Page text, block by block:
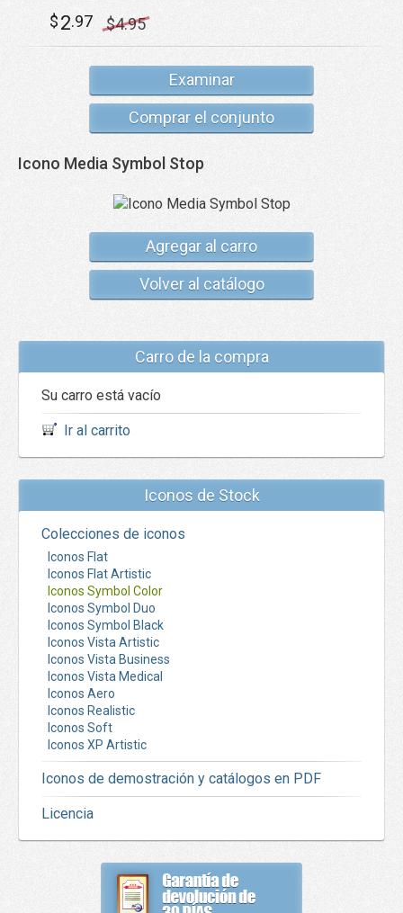
$2.97 $4.95
Examinar
Comprar el conjunto
Icono Media Symbol Stop
Agregar al carro
Volver al catálogo
Carro de la compra
Su carro está vacío
Ir al carrito
Iconos de Stock
Colecciones de iconos
Iconos Flat
Iconos Flat Artistic
Iconos Symbol Color
Iconos Symbol Duo
Iconos Symbol Black
Iconos Vista Artistic
Iconos Vista Business
Iconos Vista Medical
Iconos Aero
Iconos Realistic
Iconos Soft
Iconos XP Artistic
Iconos de demostración y catálogos en PDF
Licencia